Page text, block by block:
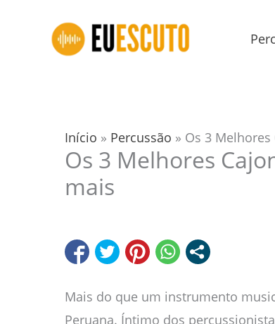
Início » Percussão » Os 3 Melhores
Os 3 Melhores
mais
Mais do que um instrumento
Peruana. Íntimo dos